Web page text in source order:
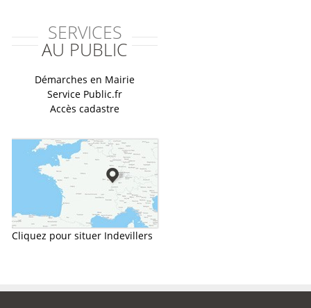
SERVICES
AU PUBLIC
Démarches en Mairie
Service Public.fr
Accès cadastre
Cliquez pour situer Indevillers